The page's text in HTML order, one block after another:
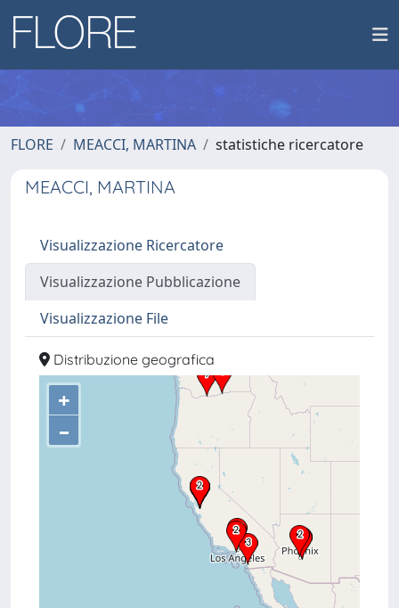
FLORE MEACCI, MARTINA statistiche ricercatore
MEACCI, MARTINA
Visualizzazione Ricercatore
Visualizzazione Pubblicazione
Visualizzazione File
Distribuzione geografica
+
–